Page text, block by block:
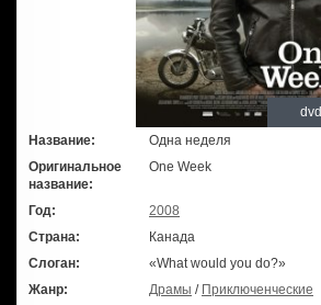
dvd
Название:
Одна неделя
Оригинальное
название:
One Week
Год:
2008
Страна:
Канада
Слоган:
«What would you do?»
Жанр:
Драмы / Приключенческие